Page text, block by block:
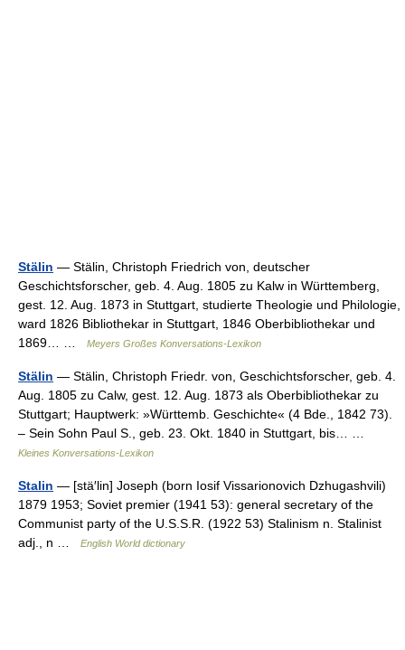
Stälin — Stälin, Christoph Friedrich von, deutscher
Geschichtsforscher, geb. 4. Aug. 1805 zu Kalw in Württemberg,
gest. 12. Aug. 1873 in Stuttgart, studierte Theologie und Philologie,
ward 1826 Bibliothekar in Stuttgart, 1846 Oberbibliothekar und
1869… …
Meyers Großes Konversations-Lexikon
Stälin — Stälin, Christoph Friedr. von, Geschichtsforscher, geb. 4.
Aug. 1805 zu Calw, gest. 12. Aug. 1873 als Oberbibliothekar zu
Stuttgart; Hauptwerk: »Württemb. Geschichte« (4 Bde., 1842 73).
– Sein Sohn Paul S., geb. 23. Okt. 1840 in Stuttgart, bis… …
Kleines Konversations-Lexikon
Stalin — [stä′lin] Joseph (born Iosif Vissarionovich Dzhugashvili)
1879 1953; Soviet premier (1941 53): general secretary of the
Communist party of the U.S.S.R. (1922 53) Stalinism n. Stalinist
adj., n …
English World dictionary